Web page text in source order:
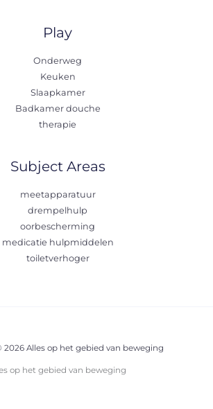
Play
Onderweg
Keuken
Slaapkamer
Badkamer douche
therapie
Subject Areas
meetapparatuur
drempelhulp
oorbescherming
medicatie hulpmiddelen
toiletverhoger
Alles op het gebied van beweging
op het gebied van beweging